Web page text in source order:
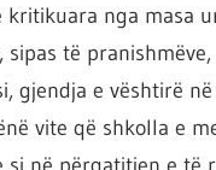
nga masa
të
gjendja e vështirë
vite që shkolla e